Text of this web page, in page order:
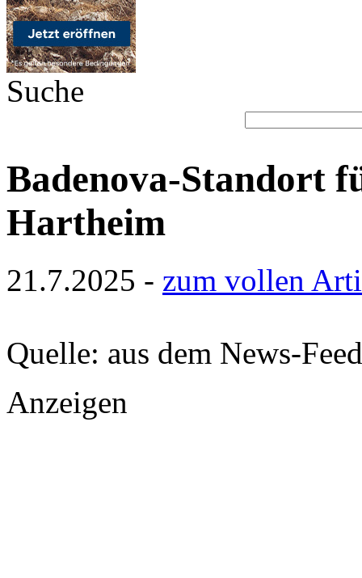
Suche
Badenova-Standort
Hartheim
21.7.2025 - zum vollen
Quelle: aus dem News-
Anzeigen